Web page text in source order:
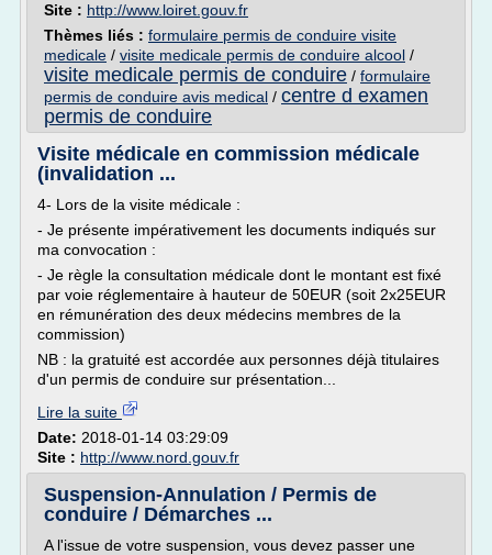
Site : http://www.loiret.gouv.fr
Thèmes liés : formulaire permis de conduire visite
medicale / visite medicale permis de conduire alcool /
visite medicale permis de conduire / formulaire
permis de conduire avis medical / centre d examen
permis de conduire
Visite médicale en commission médicale
(invalidation ...
4- Lors de la visite médicale :
- Je présente impérativement les documents indiqués sur
ma convocation :
- Je règle la consultation médicale dont le montant est fixé
par voie réglementaire à hauteur de 50EUR (soit 2x25EUR
en rémunération des deux médecins membres de la
commission)
NB : la gratuité est accordée aux personnes déjà titulaires
d'un permis de conduire sur présentation...
Lire la suite
Date: 2018-01-14 03:29:09
Site : http://www.nord.gouv.fr
Suspension-Annulation / Permis de
conduire / Démarches ...
A l'issue de votre suspension, vous devez passer une